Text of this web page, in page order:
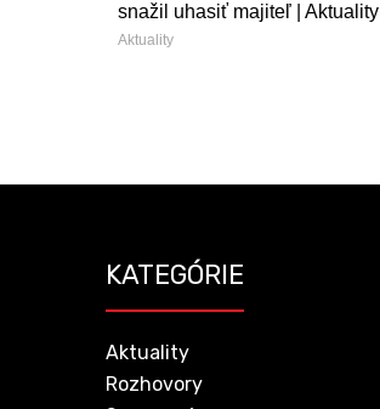
snažil uhasiť majiteľ | Aktuality
Aktuality
KATEGÓRIE
Aktuality
Rozhovory